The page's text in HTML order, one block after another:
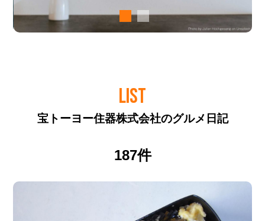
LIST
宝トーヨー住器株式会社のグルメ日記
187件